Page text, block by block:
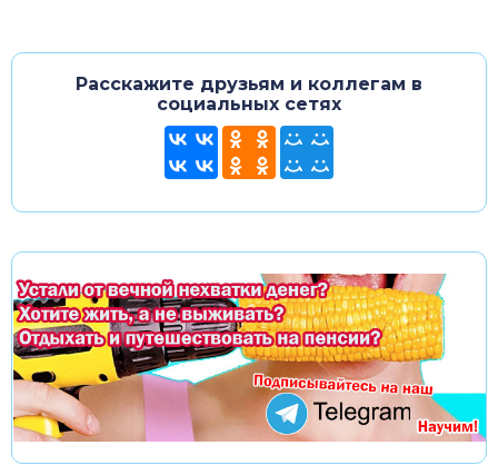
Расскажите друзьям и коллегам в
социальных сетях